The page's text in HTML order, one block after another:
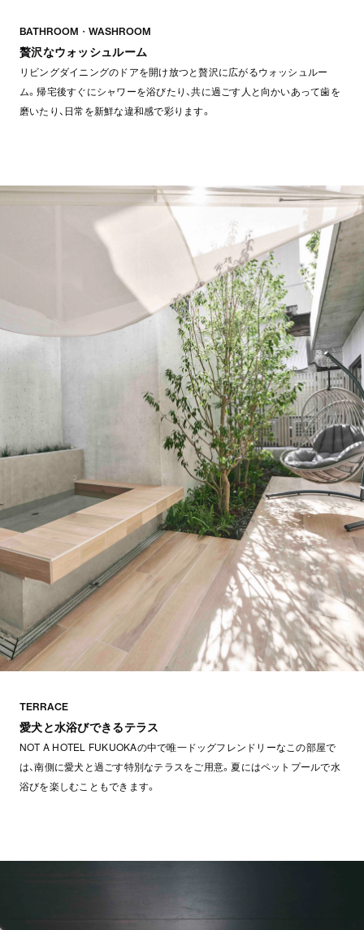
BATHROOM・WASHROOM
贅沢なウォッシュルーム
リビングダイニングのドアを開け放つと贅沢に広がるウォッシュルー
ム。帰宅後すぐにシャワーを浴びたり、共に過ごす人と向かいあって歯を
磨いたり、日常を新鮮な違和感で彩ります。
TERRACE
愛犬と水浴びできるテラス
NOT A HOTEL FUKUOKAの中で唯一ドッグフレンドリーなこの部屋で
は、南側に愛犬と過ごす特別なテラスをご用意。夏にはペットプールで水
浴びを楽しむこともできます。